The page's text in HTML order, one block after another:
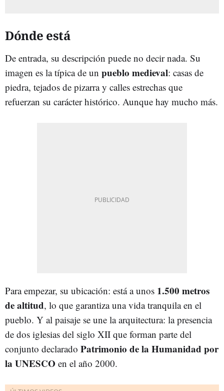
Dónde está
De entrada, su descripción puede no decir nada. Su
imagen es la típica de un pueblo medieval: casas de
piedra, tejados de pizarra y calles estrechas que
refuerzan su carácter histórico. Aunque hay mucho más.
Para empezar, su ubicación: está a unos 1.500 metros
de altitud, lo que garantiza una vida tranquila en el
pueblo. Y al paisaje se une la arquitectura: la presencia
de dos iglesias del siglo XII que forman parte del
conjunto declarado Patrimonio de la Humanidad por
la UNESCO en el año 2000.